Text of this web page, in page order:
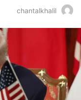
chantalkhalil